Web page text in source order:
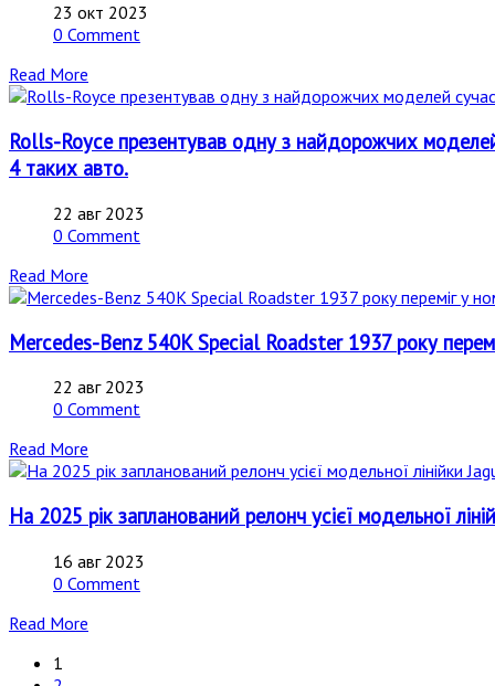
23 окт 2023
0 Comment
Read More
Rolls-Royce презентував одну з найдорожчих
4 таких авто.
22 авг 2023
0 Comment
Read More
Mercedes-Benz 540K Special Roadster 1937 року
22 авг 2023
0 Comment
Read More
На 2025 рік запланований релонч усієї модельної
16 авг 2023
0 Comment
Read More
1